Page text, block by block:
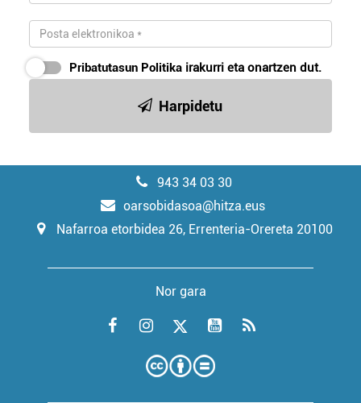
Pribatutasun Politika irakurri eta onartzen dut.
Harpidetu
943 34 03 30
oarsobidasoa@hitza.eus
Nafarroa etorbidea 26, Errenteria-Orereta 20100
Nor gara